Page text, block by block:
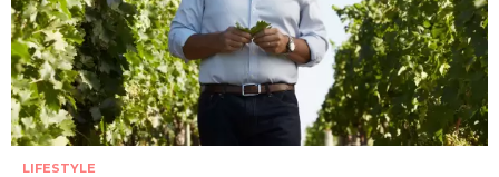
LIFESTYLE